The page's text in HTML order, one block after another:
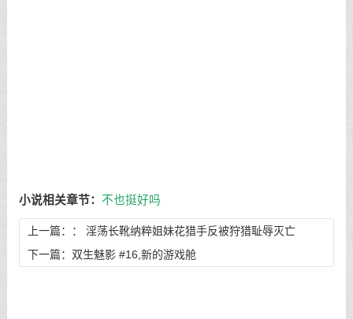
小说相关章节： 不也挺好吗
上一篇：： 淫荡长靴纳粹姐妹花猎手反被狩猎耻辱灭亡
下一篇： 双生魅影 #16,新的游戏舱